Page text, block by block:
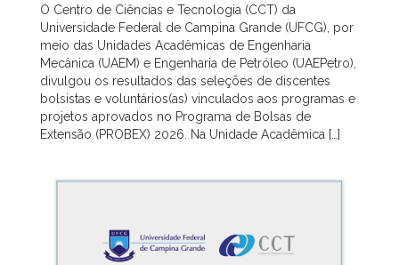
O Centro de Ciências e Tecnologia (CCT) da
Universidade Federal de Campina Grande (UFCG), por
meio das Unidades Acadêmicas de Engenharia
Mecânica (UAEM) e Engenharia de Petróleo (UAEPetro),
divulgou os resultados das seleções de discentes
bolsistas e voluntários(as) vinculados aos programas e
projetos aprovados no Programa de Bolsas de
Extensão (PROBEX) 2026. Na Unidade Acadêmica […]